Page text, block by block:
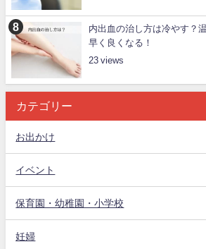
内出血の治し方は冷やす？
早く良くなる！
23
カテゴリー
お出かけ
イベント
保育園・幼稚園・小学校
妊婦